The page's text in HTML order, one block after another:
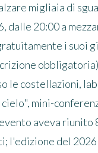
migliaia di
dalle 20:00 a
i suoi
le costellazioni,
mini-
aveva riunito
l'edizione del